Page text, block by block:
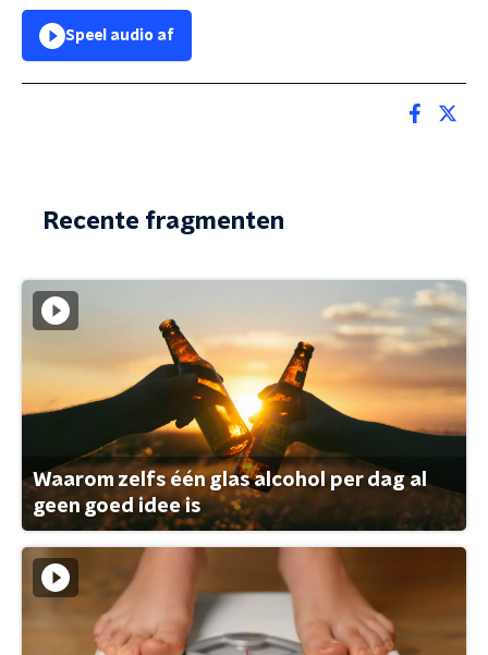
Speel audio af
Recente fragmenten
Waarom zelfs één glas alcohol per dag al
geen goed idee is